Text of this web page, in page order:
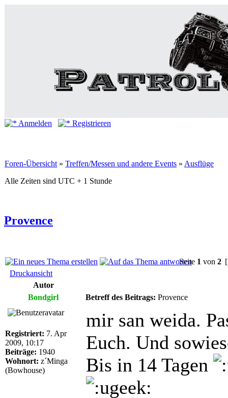
Anmelden Registrieren
Foren-Übersicht » Treffen/Messen und andere Events » Ausflüge
Alle Zeiten sind UTC + 1 Stunde
Provence
Seite 1 von 2
Druckansicht
Autor
Bondgirl
Betreff des Beitrags: Provence
Registriert: 7. Apr
2009, 10:17
Beiträge: 1940
Wohnort: z´Minga
(Bowhouse)
mir san weida.
Euch. Und
Bis in 14 Tagen